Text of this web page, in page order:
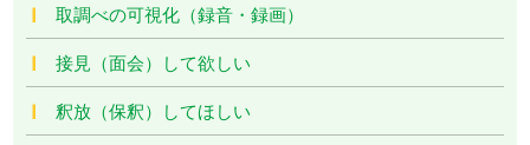
取調べの可視化（録音・録画）
接見（面会）して欲しい
釈放（保釈）してほしい